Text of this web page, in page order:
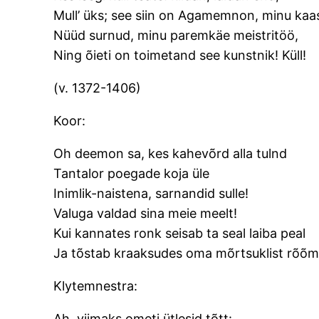
Mull’ üks; see siin on Agamemnon, minu
Nüüd surnud, minu paremkäe meistritöö,
Ning õieti on toimetand see kunstnik! Küll!
(v. 1372-1406)
Koor:
Oh deemon sa, kes kahevõrd alla tulnd
Tantalor poegade koja üle
Inimlik-naistena, sarnandid sulle!
Valuga valdad sina meie meelt!
Kui kannates ronk seisab ta seal laiba peal
Ja tõstab kraaksudes oma mõrtsuklist
Klytemnestra: